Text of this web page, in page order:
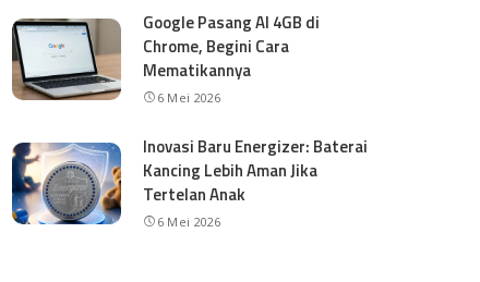
Google Pasang AI 4GB di
Chrome, Begini Cara
Mematikannya
6 Mei 2026
Inovasi Baru Energizer: Baterai
Kancing Lebih Aman Jika
Tertelan Anak
6 Mei 2026